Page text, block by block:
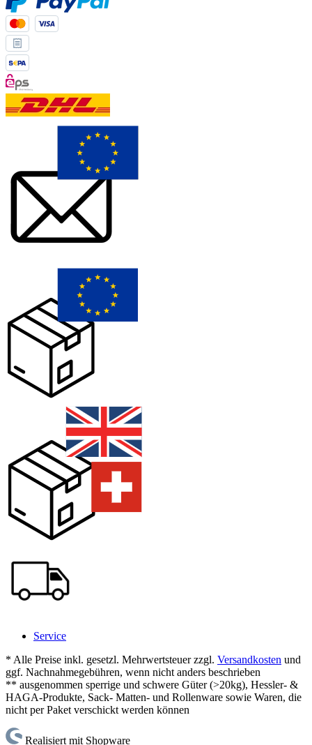
Service
* Alle Preise inkl. gesetzl. Mehrwertsteuer zzgl. Versandkosten und
ggf. Nachnahmegebühren, wenn nicht anders beschrieben
** ausgenommen sperrige und schwere Güter (>20kg), Hessler- &
HAGA-Produkte, Sack- Matten- und Rollenware sowie Waren, die
nicht per Paket verschickt werden können
Realisiert mit Shopware